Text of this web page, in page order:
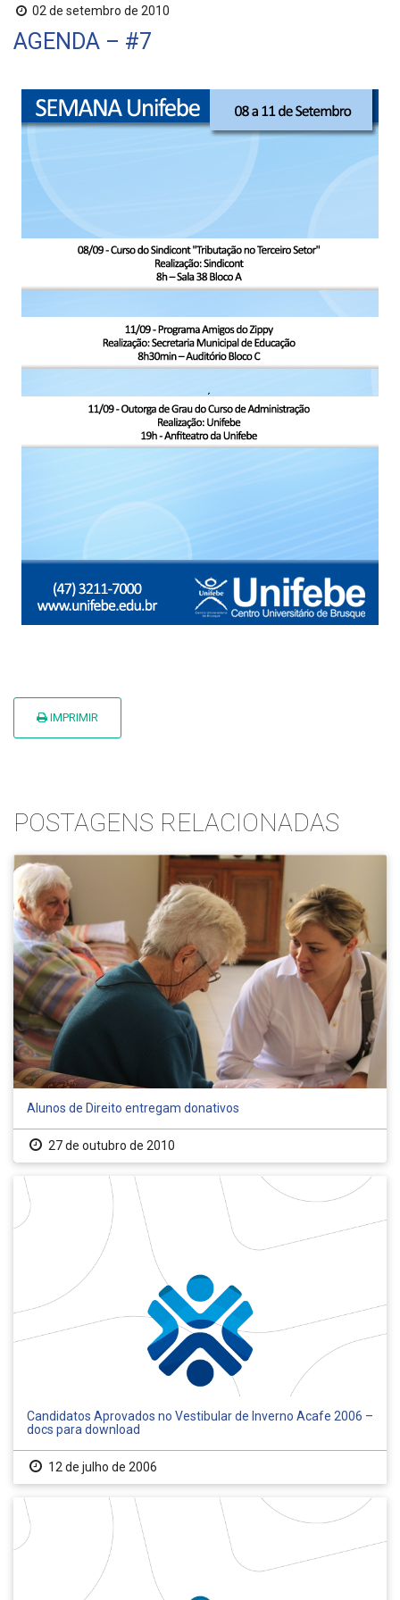
02 de setembro de 2010
AGENDA – #7
IMPRIMIR
POSTAGENS RELACIONADAS
Alunos de Direito entregam donativos
27 de outubro de 2010
Candidatos Aprovados no Vestibular de Inverno Acafe 2006 –
docs para download
12 de julho de 2006